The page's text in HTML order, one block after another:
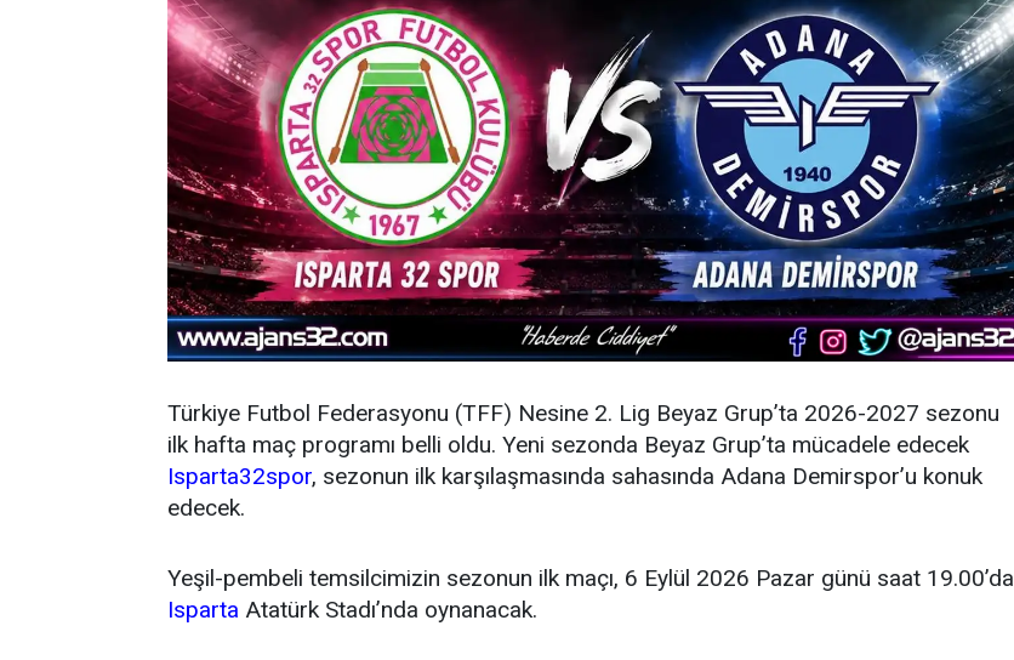
Türkiye Futbol Federasyonu (TFF) Nesine 2. Lig Beyaz Grup’ta 2026-2027 sezonu
ilk hafta maç programı belli oldu. Yeni sezonda Beyaz Grup’ta mücadele edecek
Isparta32spor, sezonun ilk karşılaşmasında sahasında Adana Demirspor’u konuk
edecek.
Yeşil-pembeli temsilcimizin sezonun ilk maçı, 6 Eylül 2026 Pazar günü saat 19.00’da
Isparta Atatürk Stadı’nda oynanacak.